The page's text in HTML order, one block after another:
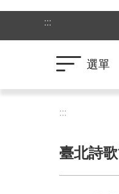
跳到主要內容區塊
:::
選單
:::
臺北詩